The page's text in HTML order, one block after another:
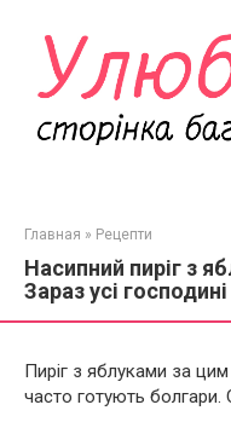
контенту
Главная » Рецепти
Насипний пиріг з
Зараз усі
Пиріг з яблуками за
часто готують болгари.